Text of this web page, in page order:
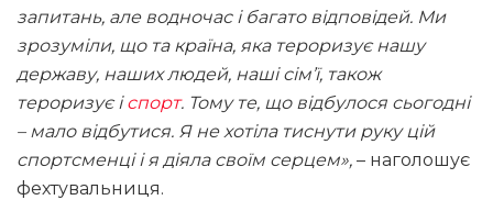
запитань, але водночас і багато відповідей. Ми
зрозуміли, що та країна, яка тероризує нашу
державу, наших людей, наші сім’ї, також
тероризує іспорт. Тому те, що відбулося сьогодні
– мало відбутися. Я не хотіла тиснути руку цій
спортсменці і я діяла своїм серцем», – наголошує
фехтувальниця.